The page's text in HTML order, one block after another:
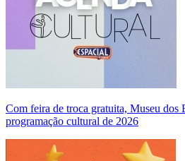
Com feira de troca gratuita, Museu dos
programação cultural de 2026